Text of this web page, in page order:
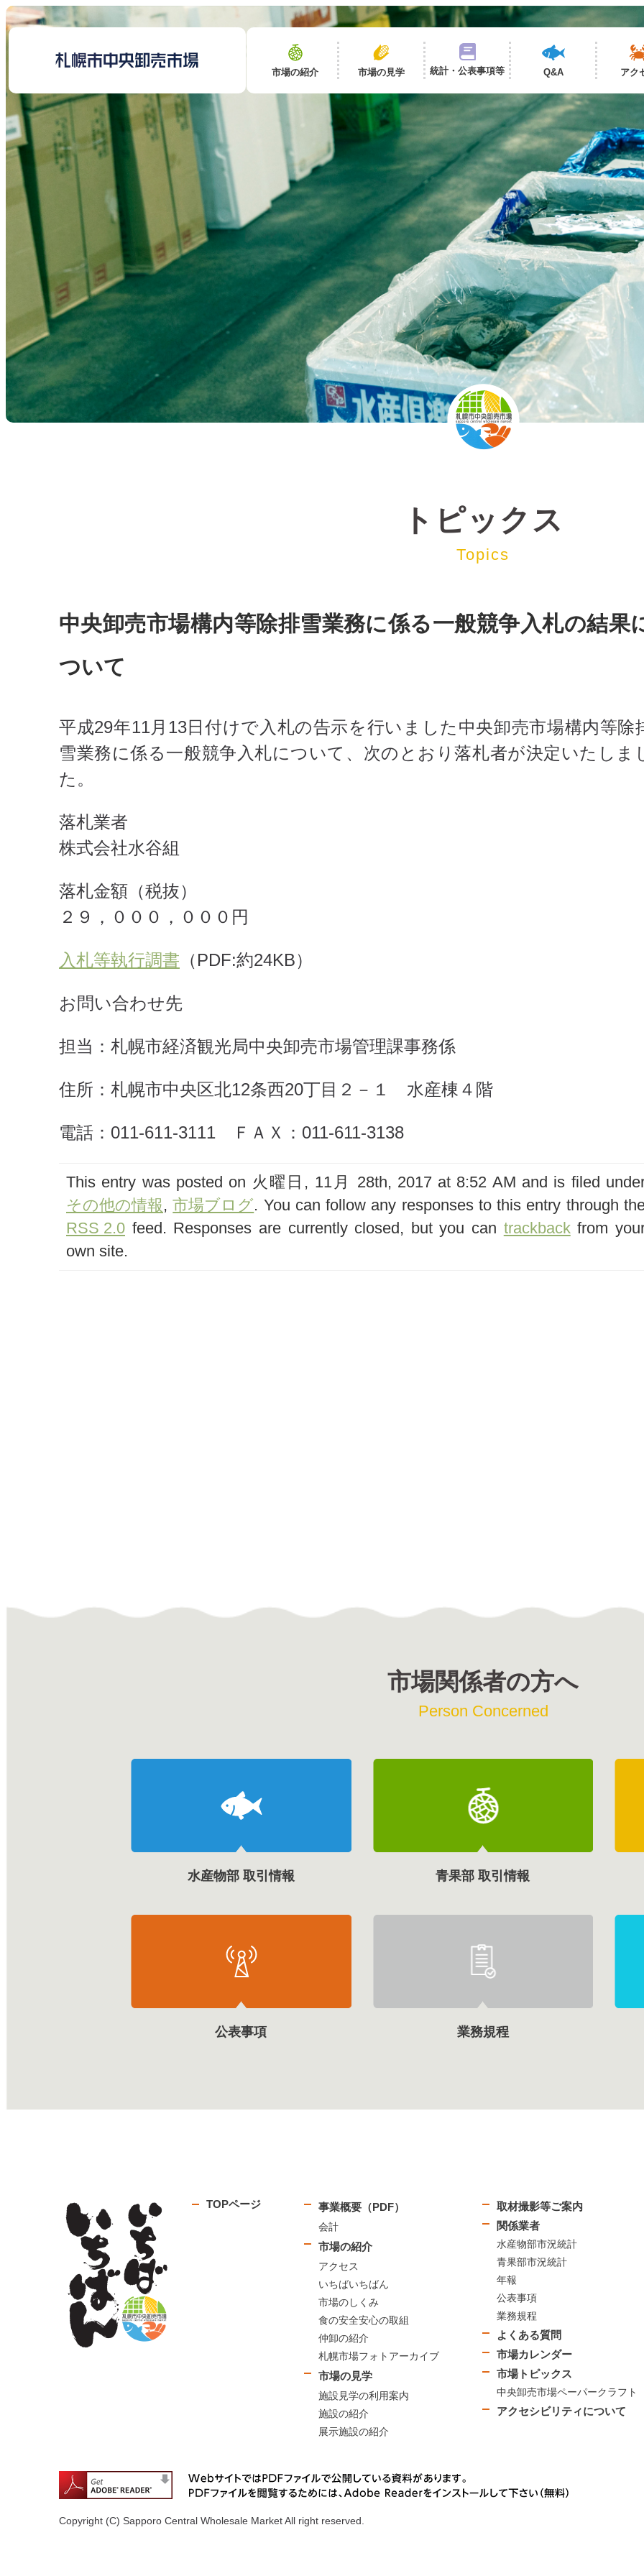
市場の紹介 市場の見学 統計・公表事項等 Q&A アク
トピックス
Topics
中央卸売市場構内等除排雪業務に係る一般競争入札の結果
ついて
平成29年11月13日付けで入札の告示を行いました中央卸売市場構内等除
雪業務に係る一般競争入札について、次のとおり落札者が決定いたしま
た。
落札業者
株式会社水谷組
落札金額（税抜）
２９，０００，０００円
入札等執行調書 （PDF:約24KB）
お問い合わせ先
担当：札幌市経済観光局中央卸売市場管理課事務係
住所：札幌市中央区北12条西20丁目２－１ 水産棟４階
電話：011-611-3111 ＦＡＸ：011-611-3138
This entry was posted on 火曜日, 11月 28th, 2017 at 8:52 AM and is filed
その他の情報,市場ブログ. You can follow any responses to this entry through
RSS 2.0 feed. Responses are currently closed, but you can trackbackfrom
own site.
市場関係者の方へ
Person Concerned
水産物部 取引情報 青果部 取引情報
公表事項 業務規程
TOPページ 事業概要（PDF）
会計
市場の紹介
アクセス
いちばいちばん
市場のしくみ
食の安全安心の取組
仲卸の紹介
札幌市場フォトアーカイブ
市場の見学
施設見学の利用案内
施設の紹介
展示施設の紹介
取材撮影等ご案内
関係業者
水産物部市況統計
青果部市況統計
年報
公表事項
業務規程
よくある質問
市場カレンダー
市場トピックス
中央卸売市場ペーパークラフト
アクセシビリティについて
Copyright (C) Sapporo Central Wholesale Market All right reserved.